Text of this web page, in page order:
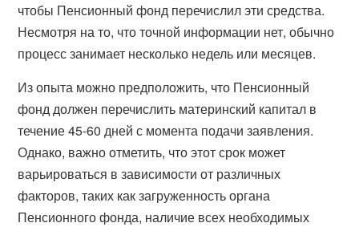
чтобы Пенсионный фонд перечислил эти средства.
Несмотря на то, что точной информации нет, обычно
процесс занимает несколько недель или месяцев.
Из опыта можно предположить, что Пенсионный
фонд должен перечислить материнский капитал в
течение 45-60 дней с момента подачи заявления.
Однако, важно отметить, что этот срок может
варьироваться в зависимости от различных
факторов, таких как загруженность органа
Пенсионного фонда, наличие всех необходимых